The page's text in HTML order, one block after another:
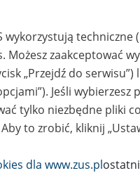
jest coś szczególnego, że
naukowo-badawczą, za
wykorzystują
Możesz zaakceptować
„Przejdź do
Jeśli
tylko niezbędne pliki
to zrobić, kliknij
dla www.zus.pl